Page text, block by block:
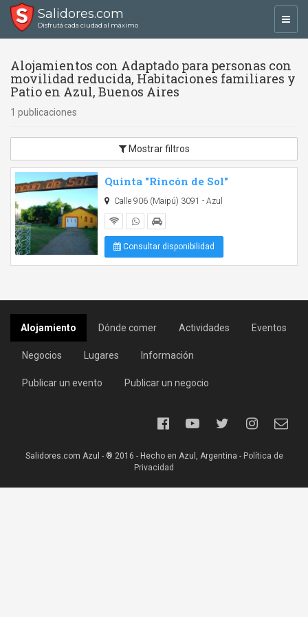
Salidores.com
Disfrutá cada ciudad al máximo
Alojamientos con Adaptado para personas con
movilidad reducida, Habitaciones familiares y
Patio en Azul, Buenos Aires
1 publicaciones
Mostrar filtros
Quinta "Rincón de Sol"
Calle 906 (Maipú) 3091 - Azul
Consultar disponibilidad
Alojamiento Dónde comer Actividades Eventos
Negocios Lugares Información
Publicar un evento Publicar un negocio
Salidores.com Azul - ® 2016 - Hecho en Azul, Argentina - Política de
Privacidad